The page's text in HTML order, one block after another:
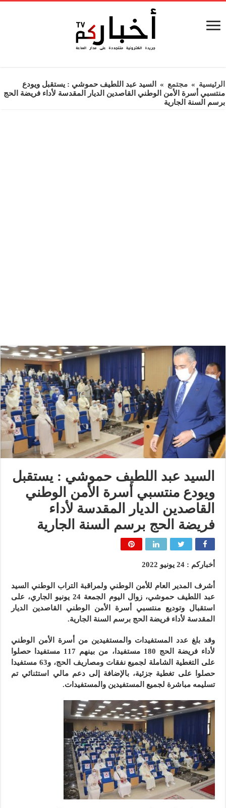
الرئيسية » مجتمع »
السيد عبد اللطيف حموشي : يستقبل ويودع
منتسبي أسرة الأمن الوطني القاصدين الديار المقدسة لأداء فريضة الحج
برسم السنة الجارية
السيد عبد اللطيف حموشي : يستقبل
ويودع منتسبي أسرة الأمن الوطني
القاصدين الديار المقدسة لأداء
فريضة الحج برسم السنة الجارية
أخباركم : 24 يونيو 2022
أشرف المدير العام للأمن الوطني ولمراقبة التراب الوطني السيد
عبد اللطيف حموشي، زوال اليوم الجمعة 24 يونيو الجاري، على
استقبال وتوديع منتسبي أسرة الأمن الوطني القاصدين الديار
المقدسة لأداء فريضة الحج برسم السنة الجارية.
وقد بلغ عدد المستفيدات والمستفيدين من أسرة الأمن الوطني
لأداء فريضة الحج 180 مستفيدا، من بينهم 117 مستفيدا حصلوا
على التغطية الشاملة لجميع نفقات ومصاريف الحج، و63 مستفيدا
حصلوا على تغطية جزئية، بالإضافة إلى دعم مالي استثنائي تم
تسليمه مباشرة لجميع المستفيدين والمستفيدات.